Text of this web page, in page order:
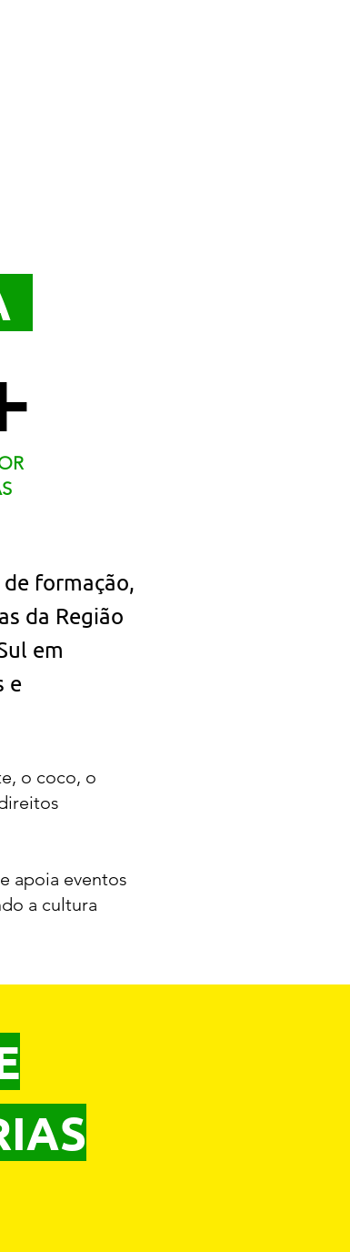
formação,
da Região
em
e
o coco, o
apoia eventos
a cultura